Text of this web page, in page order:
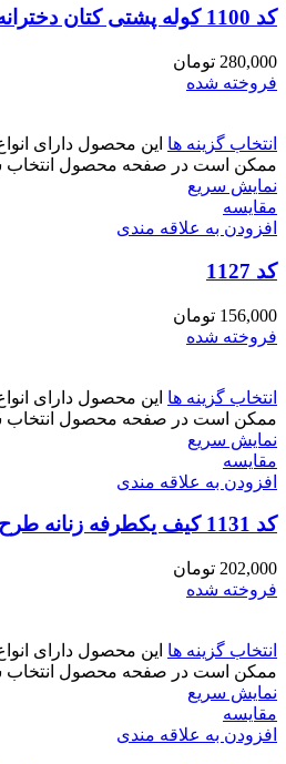
کد 1100 کوله پشتی کتان دخترانه تیراژه
280,000 تومان
فروخته شده
انتخاب گزینه ها این محصول دارای
ممکن است در صفحه محصول انتخاب
نمایش سریع
مقايسه
افزودن به علاقه مندی
کد 1127
156,000 تومان
فروخته شده
انتخاب گزینه ها این محصول دارای
ممکن است در صفحه محصول انتخاب
نمایش سریع
مقايسه
افزودن به علاقه مندی
کد 1131 کیف یکطرفه زنانه طرح شنل
202,000 تومان
فروخته شده
انتخاب گزینه ها این محصول دارای
ممکن است در صفحه محصول انتخاب
نمایش سریع
مقايسه
افزودن به علاقه مندی